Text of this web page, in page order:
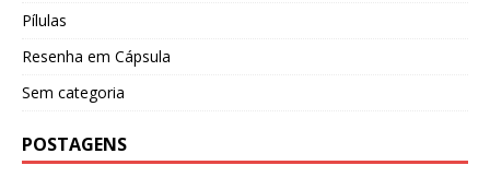
Pílulas
Resenha em Cápsula
Sem categoria
POSTAGENS